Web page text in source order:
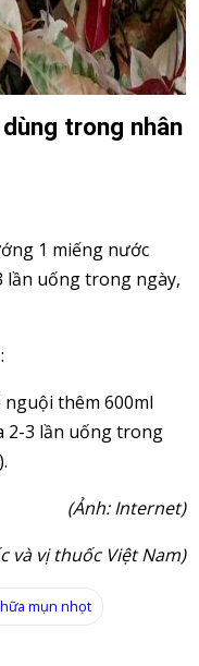
trong nhân
1 miếng nước
lần uống trong ngày,
thêm 600ml
2-3 lần uống trong
(Ảnh: Internet)
và vị thuốc Việt Nam)
mụn nhọt